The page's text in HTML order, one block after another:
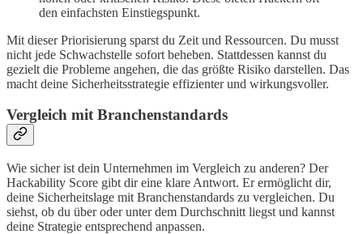
den einfachsten Einstiegspunkt.
Mit dieser Priorisierung sparst du Zeit und Ressourcen. Du musst
nicht jede Schwachstelle sofort beheben. Stattdessen kannst du
gezielt die Probleme angehen, die das größte Risiko darstellen. Das
macht deine Sicherheitsstrategie effizienter und wirkungsvoller.
Vergleich mit Branchenstandards
Wie sicher ist dein Unternehmen im Vergleich zu anderen? Der
Hackability Score gibt dir eine klare Antwort. Er ermöglicht dir,
deine Sicherheitslage mit Branchenstandards zu vergleichen. Du
siehst, ob du über oder unter dem Durchschnitt liegst und kannst
deine Strategie entsprechend anpassen.